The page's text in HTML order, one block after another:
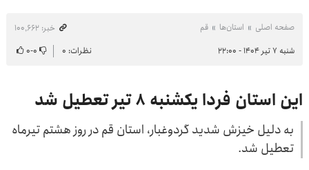
صفحه اصلی استان‌ها قم
خبر: ۱۰۰٬۶۶۲
شنبه ۷ تیر ۱۴۰۴ - ۲۲:۰۰
نظرات: ۰ ۰-۰
این استان فردا یکشنبه ۸ تیر تعطیل شد
به دلیل خیزش شدید گردوغبار، استان قم در روز هشتم تیرماه
تعطیل شد.